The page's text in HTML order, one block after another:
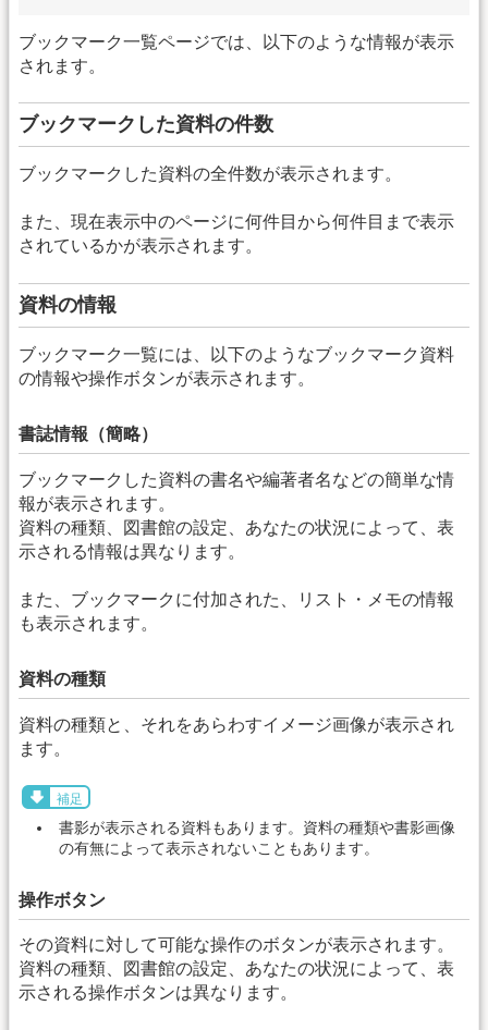
ブックマーク一覧ページでは、以下のような情報が表示
されます。
ブックマークした資料の件数
ブックマークした資料の全件数が表示されます。
また、現在表示中のページに何件目から何件目まで表示
されているかが表示されます。
資料の情報
ブックマーク一覧には、以下のようなブックマーク資料
の情報や操作ボタンが表示されます。
書誌情報（簡略）
ブックマークした資料の書名や編著者名などの簡単な情
報が表示されます。
資料の種類、図書館の設定、あなたの状況によって、表
示される情報は異なります。
また、ブックマークに付加された、リスト・メモの情報
も表示されます。
資料の種類
資料の種類と、それをあらわすイメージ画像が表示され
ます。
補足
書影が表示される資料もあります。資料の種類や書影画像
の有無によって表示されないこともあります。
操作ボタン
その資料に対して可能な操作のボタンが表示されます。
資料の種類、図書館の設定、あなたの状況によって、表
示される操作ボタンは異なります。